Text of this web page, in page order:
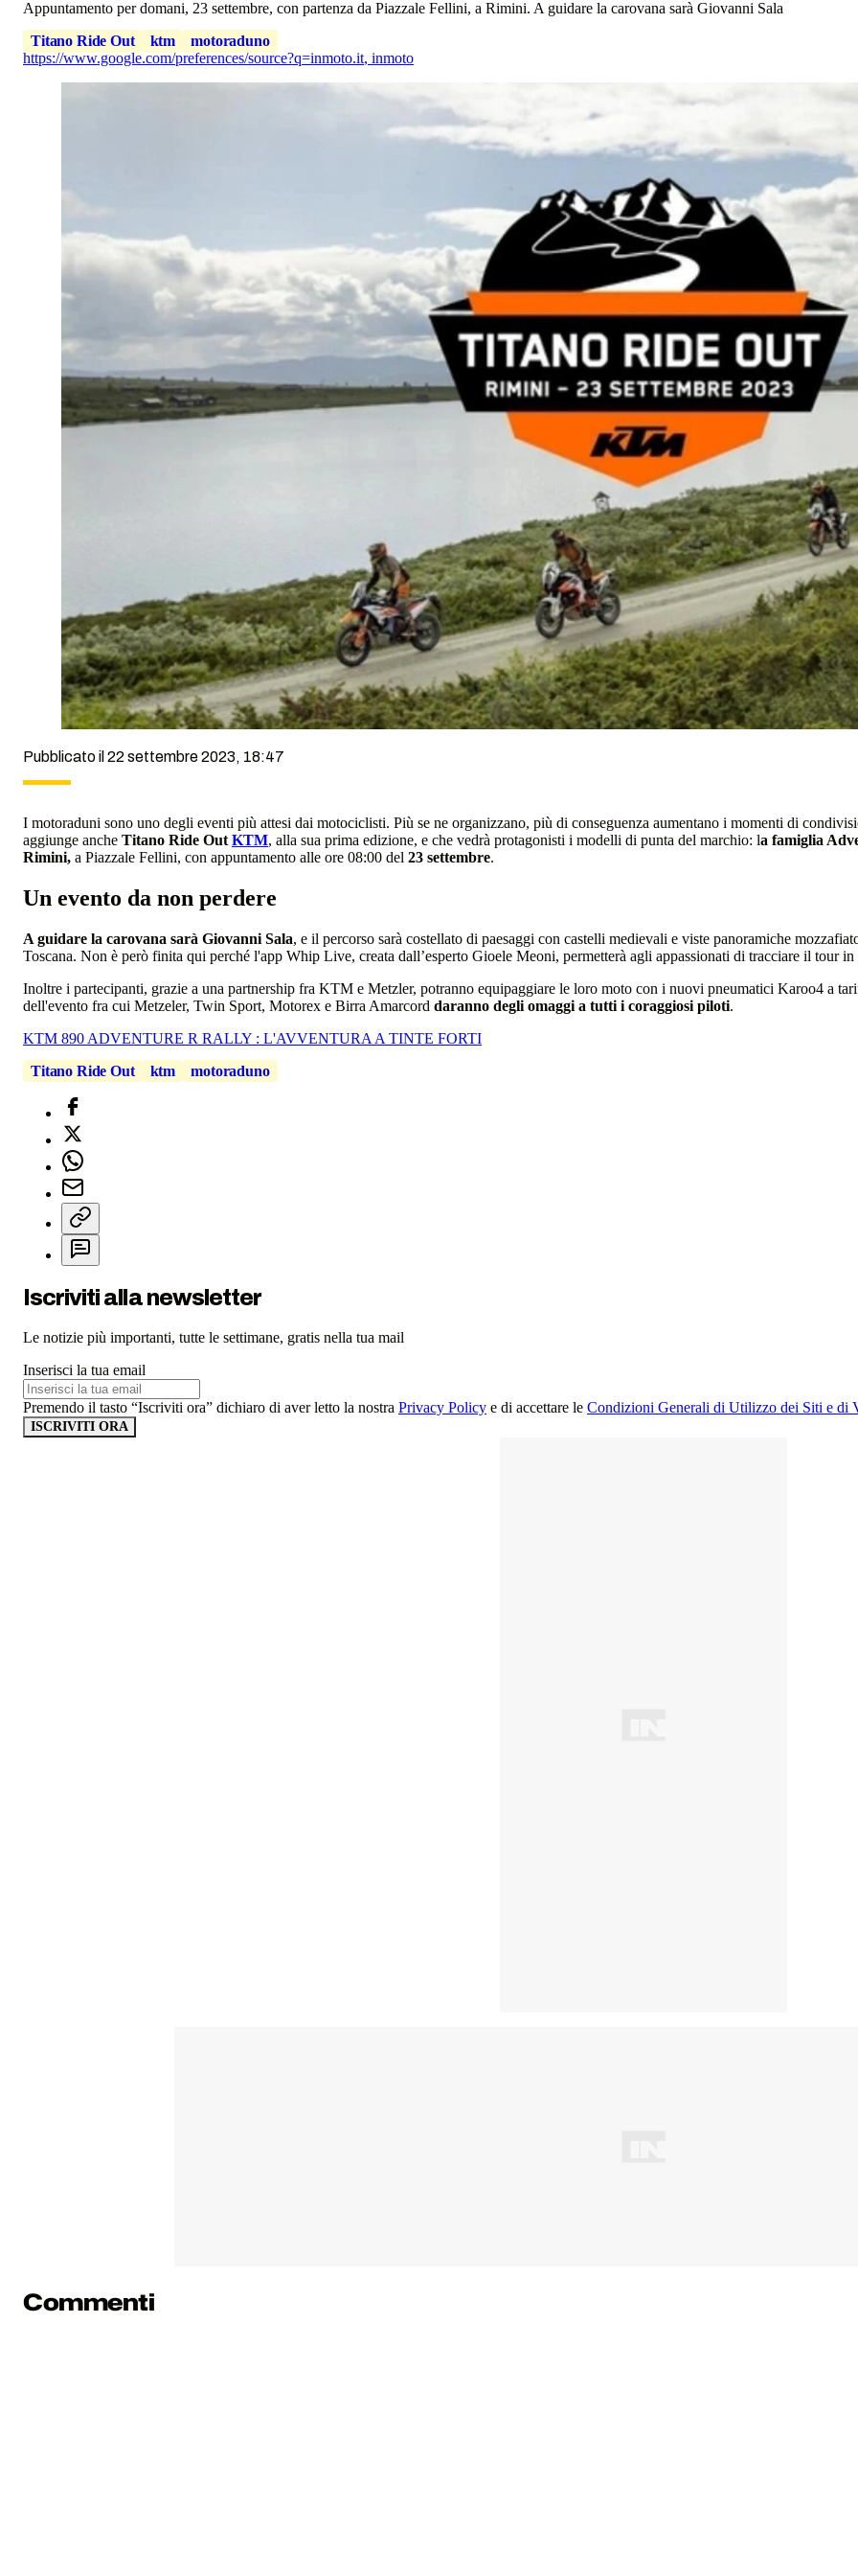
Appuntamento per domani, 23 settembre, con partenza da Piazzale Fellini, a Rimini. A guidare la carovana sarà Giovanni Sala
Titano Ride Out
ktm
motoraduno
https://www.google.com/preferences/source?q=inmoto.it, inmoto
Pubblicato il 22 settembre 2023, 18:47
I motoraduni sono uno degli eventi più attesi dai motociclisti. Più se ne organizzano, più di conseguenza aumentano i momenti di
aggiunge anche Titano Ride OutKTM, alla sua prima edizione, e che vedrà protagonisti i modelli di punta del marchio: la famiglia
Rimini, a Piazzale Fellini, con appuntamento alle ore 08:00 del 23 settembre.
Un evento da non perdere
A guidare la carovana sarà Giovanni Sala, e il percorso sarà costellato di paesaggi con castelli medievali e viste panoramiche
Toscana. Non è però finita qui perché l'app Whip Live, creata dall’esperto Gioele Meoni, permetterà agli appassionati di tracciare il tour in
Inoltre i partecipanti, grazie a una partnership fra KTM e Metzler, potranno equipaggiare le loro moto con i nuovi pneumatici Karoo4 a
dell'evento fra cui Metzeler, Twin Sport, Motorex e Birra Amarcord daranno degli omaggi a tutti i coraggiosi piloti.
KTM 890 ADVENTURE R RALLY : L'AVVENTURA A TINTE FORTI
Titano Ride Out
ktm motoraduno
Iscriviti alla newsletter
Le notizie più importanti, tutte le settimane, gratis nella tua mail
Inserisci la tua email
Premendo il tasto “Iscriviti ora” dichiaro di aver letto la nostra Privacy Policy e di accettare le Condizioni Generali di Utilizzo dei Siti e di
ISCRIVITI ORA
Commenti